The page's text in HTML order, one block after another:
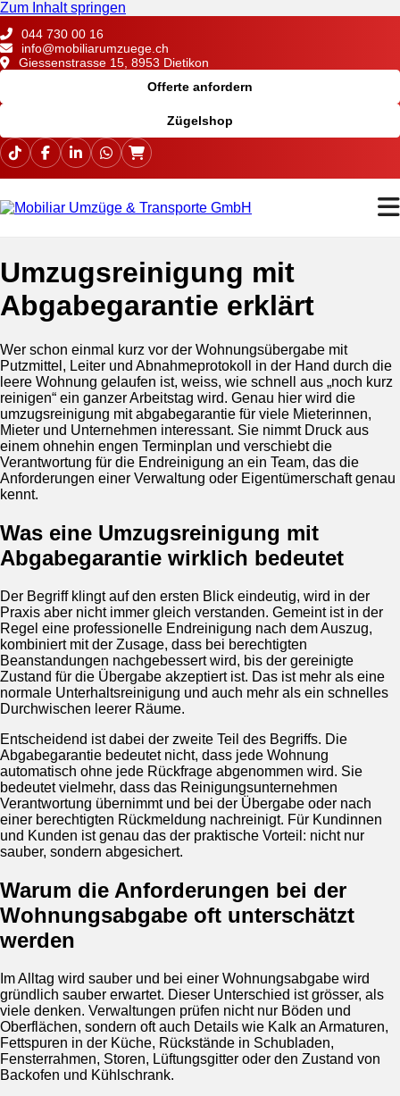
Zum Inhalt springen
044 730 00 16
info@mobiliarumzuege.ch
Giessenstrasse 15, 8953 Dietikon
Offerte anfordern
Zügelshop
Umzugsreinigung mit
Abgabegarantie erklärt
Wer schon einmal kurz vor der Wohnungsübergabe mit
Putzmittel, Leiter und Abnahmeprotokoll in der Hand durch die
leere Wohnung gelaufen ist, weiss, wie schnell aus „noch kurz
reinigen“ ein ganzer Arbeitstag wird. Genau hier wird die
umzugsreinigung mit abgabegarantie für viele Mieterinnen,
Mieter und Unternehmen interessant. Sie nimmt Druck aus
einem ohnehin engen Terminplan und verschiebt die
Verantwortung für die Endreinigung an ein Team, das die
Anforderungen einer Verwaltung oder Eigentümerschaft genau
kennt.
Was eine Umzugsreinigung mit
Abgabegarantie wirklich bedeutet
Der Begriff klingt auf den ersten Blick eindeutig, wird in der
Praxis aber nicht immer gleich verstanden. Gemeint ist in der
Regel eine professionelle Endreinigung nach dem Auszug,
kombiniert mit der Zusage, dass bei berechtigten
Beanstandungen nachgebessert wird, bis der gereinigte
Zustand für die Übergabe akzeptiert ist. Das ist mehr als eine
normale Unterhaltsreinigung und auch mehr als ein schnelles
Durchwischen leerer Räume.
Entscheidend ist dabei der zweite Teil des Begriffs. Die
Abgabegarantie bedeutet nicht, dass jede Wohnung
automatisch ohne jede Rückfrage abgenommen wird. Sie
bedeutet vielmehr, dass das Reinigungsunternehmen
Verantwortung übernimmt und bei der Übergabe oder nach
einer berechtigten Rückmeldung nachreinigt. Für Kundinnen
und Kunden ist genau das der praktische Vorteil: nicht nur
sauber, sondern abgesichert.
Warum die Anforderungen bei der
Wohnungsabgabe oft unterschätzt
werden
Im Alltag wird sauber und bei einer Wohnungsabgabe wird
gründlich sauber erwartet. Dieser Unterschied ist grösser, als
viele denken. Verwaltungen prüfen nicht nur Böden und
Oberflächen, sondern oft auch Details wie Kalk an Armaturen,
Fettspuren in der Küche, Rückstände in Schubladen,
Fensterrahmen, Storen, Lüftungsgitter oder den Zustand von
Backofen und Kühlschrank.